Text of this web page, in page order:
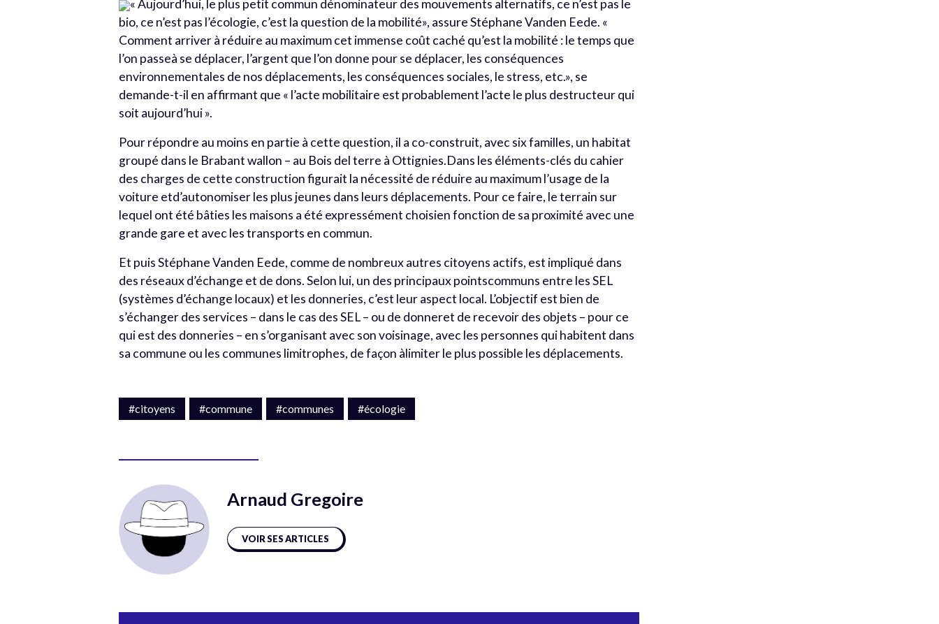
« Aujourd’hui, le plus petit commun dénominateur des mouvements alternatifs, ce n’est pas le
bio, ce n’est pas l’écologie, c’est la question de la mobilité», assure Stéphane Vanden Eede. «
Comment arriver à réduire au maximum cet immense coût caché qu’est la mobilité : le temps que
l’on passeà se déplacer, l’argent que l’on donne pour se déplacer, les conséquences
environnementales de nos déplacements, les conséquences sociales, le stress, etc.», se
demande-t-il en affirmant que « l’acte mobilitaire est probablement l’acte le plus destructeur qui
soit aujourd’hui ».
Pour répondre au moins en partie à cette question, il a co-construit, avec six familles, un habitat
groupé dans le Brabant wallon – au Bois del terre à Ottignies.Dans les éléments-clés du cahier
des charges de cette construction figurait la nécessité de réduire au maximum l’usage de la
voiture etd’autonomiser les plus jeunes dans leurs déplacements. Pour ce faire, le terrain sur
lequel ont été bâties les maisons a été expressément choisien fonction de sa proximité avec une
grande gare et avec les transports en commun.
Et puis Stéphane Vanden Eede, comme de nombreux autres citoyens actifs, est impliqué dans
des réseaux d’échange et de dons. Selon lui, un des principaux pointscommuns entre les SEL
(systèmes d’échange locaux) et les donneries, c’est leur aspect local. L’objectif est bien de
s’échanger des services – dans le cas des SEL – ou de donneret de recevoir des objets – pour ce
qui est des donneries – en s’organisant avec son voisinage, avec les personnes qui habitent dans
sa commune ou les communes limitrophes, de façon àlimiter le plus possible les déplacements.
#citoyens #commune #communes #écologie
Arnaud Gregoire
VOIR SES ARTICLES